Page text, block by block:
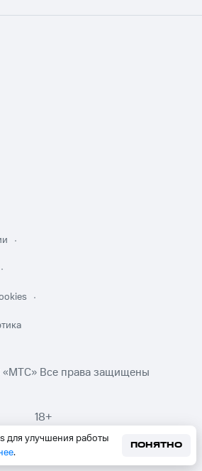
для улучшения работы
.
ПОНЯТНО
Все права защищены
18+